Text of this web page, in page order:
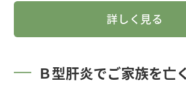
詳しく見る
Ｂ型肝炎でご家族を亡